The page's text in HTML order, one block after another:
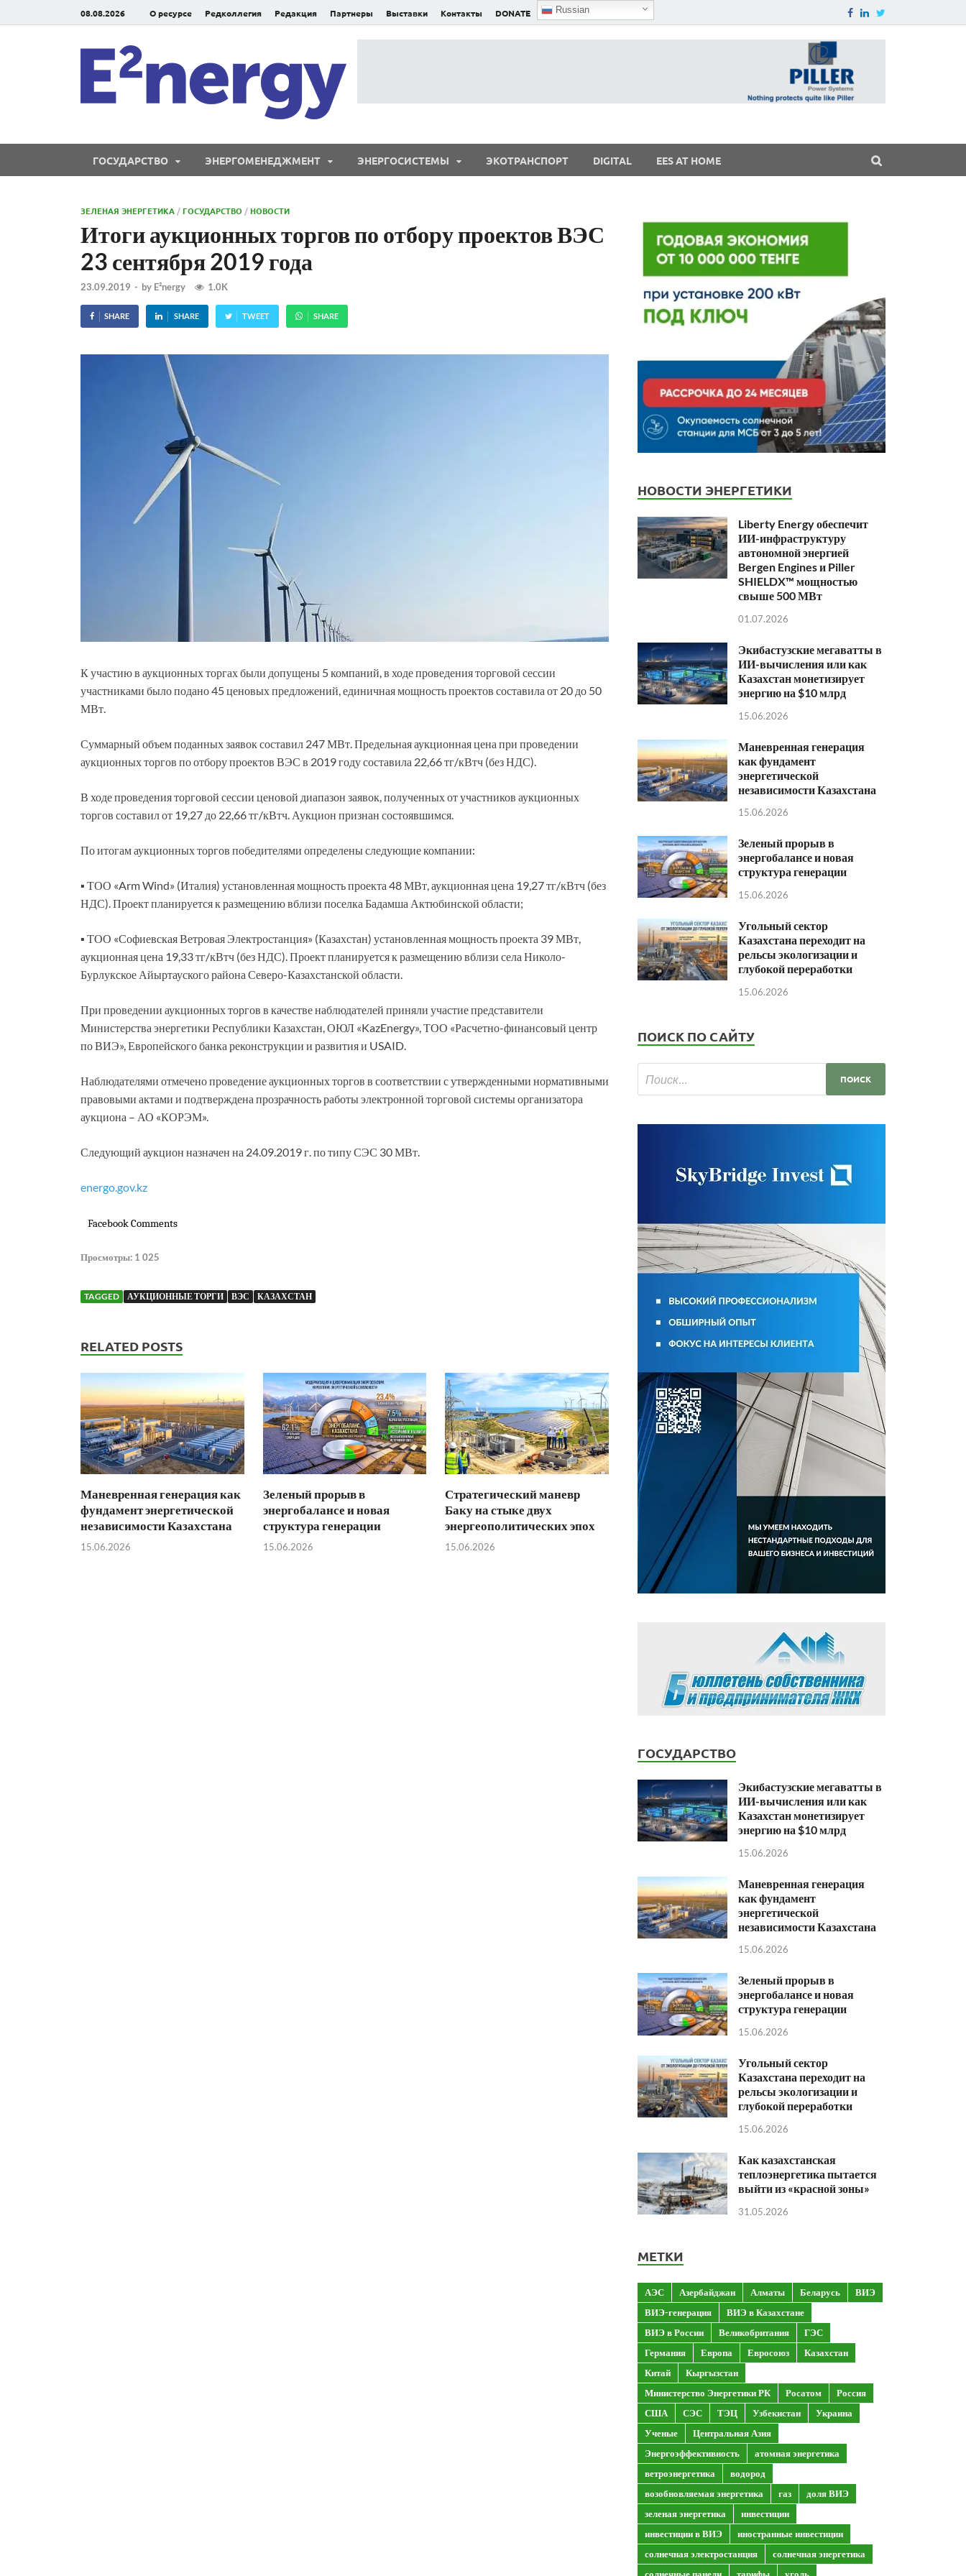
08.08.2026 О ресурсе Редколлегия Редакция Партнеры Выставки Контакты DONATE Russian
ГОСУДАРСТВО ЭНЕРГОМЕНЕДЖМЕНТ ЭНЕРГОСИСТЕМЫ ЭКОТРАНСПОРТ DIGITAL EES AT HOME
ЗЕЛЕНАЯ ЭНЕРГЕТИКА /ГОСУДАРСТВО /НОВОСТИ
Итоги аукционных торгов по отбору проектов ВЭС
23 сентября 2019 года
23.09.2019 - by E²nergy 1.0K
SHARE SHARE TWEET SHARE
К участию в аукционных торгах были допущены 5 компаний, в ходе проведения торговой сессии
участниками было подано 45 ценовых предложений, единичная мощность проектов составила от 20 до 50
МВт.
Суммарный объем поданных заявок составил 247 МВт. Предельная аукционная цена при проведении
аукционных торгов по отбору проектов ВЭС в 2019 году составила 22,66 тг/кВтч (без НДС).
В ходе проведения торговой сессии ценовой диапазон заявок, полученных от участников аукционных
торгов составил от 19,27 до 22,66 тг/кВтч. Аукцион признан состоявшимся.
По итогам аукционных торгов победителями определены следующие компании:
▪ ТОО «Arm Wind» (Италия) установленная мощность проекта 48 МВт, аукционная цена 19,27 тг/кВтч (без
НДС). Проект планируется к размещению вблизи поселка Бадамша Актюбинской области;
▪ ТОО «Софиевская Ветровая Электростанция» (Казахстан) установленная мощность проекта 39 МВт,
аукционная цена 19,33 тг/кВтч (без НДС). Проект планируется к размещению вблизи села Николо-
Бурлукское Айыртауского района Северо-Казахстанской области.
При проведении аукционных торгов в качестве наблюдателей приняли участие представители
Министерства энергетики Республики Казахстан, ОЮЛ «KazEnergy», ТОО «Расчетно-финансовый центр
по ВИЭ», Европейского банка реконструкции и развития и USAID.
Наблюдателями отмечено проведение аукционных торгов в соответствии с утвержденными нормативными
правовыми актами и подтверждена прозрачность работы электронной торговой системы организатора
аукциона – АО «КОРЭМ».
Следующий аукцион назначен на 24.09.2019 г. по типу СЭС 30 МВт.
energo.gov.kz
Facebook Comments
Просмотры: 1 025
TAGGED АУКЦИОННЫЕ ТОРГИ ВЭС КАЗАХСТАН
RELATED POSTS
Маневренная генерация как
фундамент энергетической
независимости Казахстана
15.06.2026
Зеленый прорыв в
энергобалансе и новая
структура генерации
15.06.2026
Стратегический маневр
Баку на стыке двух
энергеополитических эпох
15.06.2026
НОВОСТИ ЭНЕРГЕТИКИ
Liberty Energy обеспечит
ИИ-инфраструктуру
автономной энергией
Bergen Engines и Piller
SHIELDX™ мощностью
свыше 500 МВт
01.07.2026
Экибастузские мегаватты в
ИИ-вычисления или как
Казахстан монетизирует
энергию на $10 млрд
15.06.2026
Маневренная генерация
как фундамент
энергетической
независимости Казахстана
15.06.2026
Зеленый прорыв в
энергобалансе и новая
структура генерации
15.06.2026
Угольный сектор
Казахстана переходит на
рельсы экологизации и
глубокой переработки
15.06.2026
ПОИСК ПО САЙТУ
ГОСУДАРСТВО
Экибастузские мегаватты в
ИИ-вычисления или как
Казахстан монетизирует
энергию на $10 млрд
15.06.2026
Маневренная генерация
как фундамент
энергетической
независимости Казахстана
15.06.2026
Зеленый прорыв в
энергобалансе и новая
структура генерации
15.06.2026
Угольный сектор
Казахстана переходит на
рельсы экологизации и
глубокой переработки
15.06.2026
Как казахстанская
теплоэнергетика пытается
выйти из «красной зоны»
31.05.2026
МЕТКИ
АЭС Азербайджан Алматы Беларусь
ВИЭ
ВИЭ-генерация
ВИЭ в Казахстане
ВИЭ в России
Великобритания
ГЭС
Германия
Европа Евросоюз
Казахстан
Китай
Кыргызстан
Министерство Энергетики РК
Росатом
Россия
США
СЭС ТЭЦ Узбекистан
Украина
Ученые
Центральная Азия
Энергоэффективность
атомная энергетика
ветроэнергетика
водород
возобновляемая энергетика
газ
доля ВИЭ
зеленая энергетика
инвестиции
инвестиции в ВИЭ
иностранные инвестиции
солнечная электростанция
солнечная энергетика
солнечные панели
тарифы уголь